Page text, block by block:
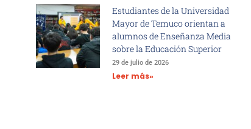
Estudiantes de la Universidad
Mayor de Temuco orientan a
alumnos de Enseñanza Media
sobre la Educación Superior
29 de julio de 2026
Leer más»